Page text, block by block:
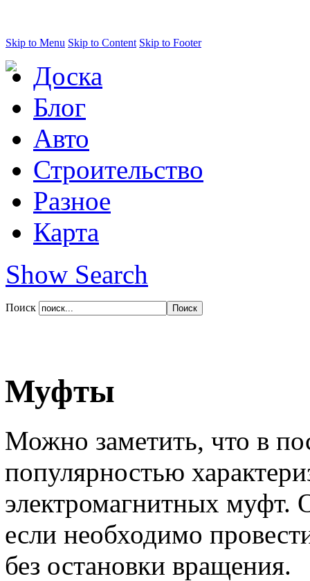
Skip to Menu Skip to Content Skip to Footer
Доска
Блог
Авто
Строительство
Разное
Карта
Show Search
Поиск
Муфты
Можно заметить, что в
популярностью
электромагнитных муфт.
если необходимо
без остановки вращения.